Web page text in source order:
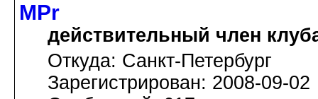
MPr
действительный член
Откуда: Санкт-Петербург
Зарегистрирован: 2008-09-02